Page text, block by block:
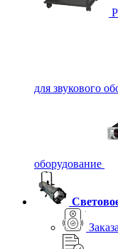
для звукового
оборудование